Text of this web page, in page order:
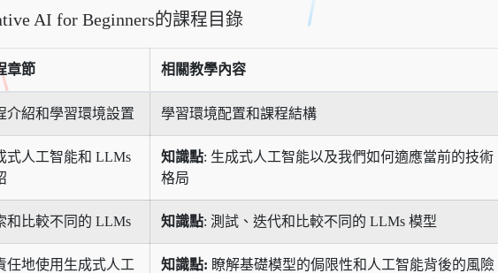
AI for Beginners的課程目錄
章節 相關教學內容
介紹和學習環境設置 學習環境配置和課程結構
式人工智能和 LLMs
知識點: 生成式人工智能以及我們如何適應當前的技術
格局
和比較不同的 LLMs 知識點: 測試、迭代和比較不同的 LLMs 模型
任地使用生成式人工
知識點: 瞭解基礎模型的侷限性和人工智能背後的風險